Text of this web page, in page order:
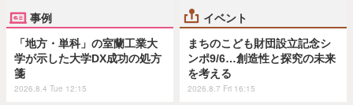
事例
「地方・単科」の室蘭工業大
学が示した大学DX成功の処方
箋
2026.8.4 Tue 12:15
イベント
まちのこども財団設立記念シ
ンポ9/6…創造性と探究の未来
を考える
2026.8.7 Fri 16:15